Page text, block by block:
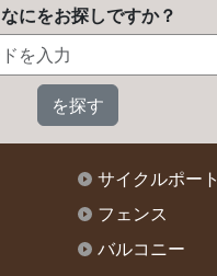
なにをお探しですか？
サイクルポート
フェンス
バルコニー